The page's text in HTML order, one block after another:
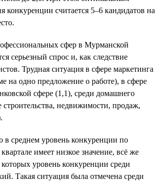
конкуренции считается 5–6 кандидатов на
сфер в Мурманской
серьезный спрос и, как следствие
Трудная ситуация в сфере маркетинга
на одно предложение о работе), в сфере
сфере (1,1), среди домашнего
строительства, недвижимости, продаж,
в среднем уровень конкуренции по
имеет низкое значение, всё же
уровень конкуренции среди
Такая ситуация была отмечена среди